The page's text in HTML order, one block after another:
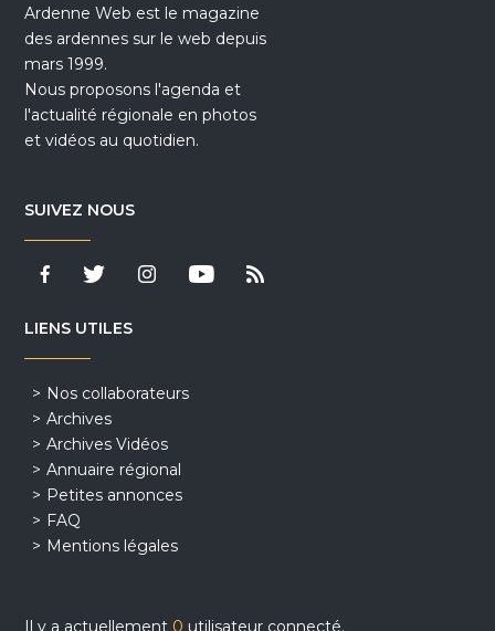
Ardenne Web est le magazine
des ardennes sur le web depuis
mars 1999.
Nous proposons l'agenda et
l'actualité régionale en photos
et vidéos au quotidien.
SUIVEZ NOUS
LIENS UTILES
Nos collaborateurs
Archives
Archives Vidéos
Annuaire régional
Petites annonces
FAQ
Mentions légales